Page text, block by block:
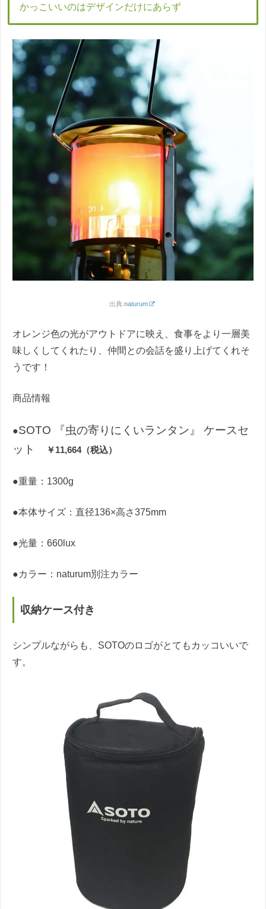
かっこいいのはデザインだけにあらず
出典:naturum
オレンジ色の光がアウトドアに映え、食事をより一層美
味しくしてくれたり、仲間との会話を盛り上げてくれそ
うです！
商品情報
●SOTO 『虫の寄りにくいランタン』 ケースセ
ット
￥11,664（税込）
●重量：1300g
●本体サイズ：直径136×高さ375mm
●光量：660lux
●カラー：naturum別注カラー
収納ケース付き
シンプルながらも、SOTOのロゴがとてもカッコいいで
す。